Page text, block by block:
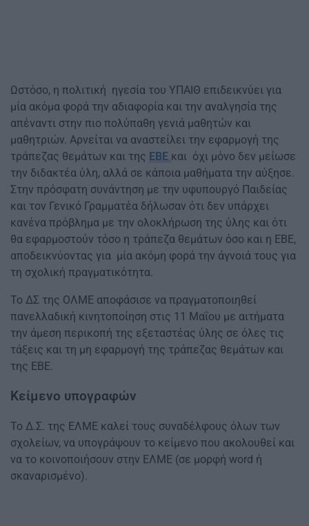
Ωστόσο, η πολιτική ηγεσία του ΥΠΑΙΘ επιδεικνύει για
μία ακόμα φορά την αδιαφορία και την αναλγησία της
απέναντι στην πιο πολύπαθη γενιά μαθητών και
μαθητριών. Αρνείται να αναστείλει την εφαρμογή της
τράπεζας θεμάτων και της ΕΒΕ και όχι μόνο δεν μείωσε
την διδακτέα ύλη, αλλά σε κάποια μαθήματα την αύξησε.
Στην πρόσφατη συνάντηση με την υφυπουργό Παιδείας
και τον Γενικό Γραμματέα δήλωσαν ότι δεν υπάρχει
κανένα πρόβλημα με την ολοκλήρωση της ύλης και ότι
θα εφαρμοστούν τόσο η τράπεζα θεμάτων όσο και η ΕΒΕ,
αποδεικνύοντας για μία ακόμη φορά την άγνοιά τους για
τη σχολική πραγματικότητα.
Το ΔΣ της ΟΛΜΕ αποφάσισε να πραγματοποιηθεί
πανελλαδική κινητοποίηση στις 11 Μαΐου με αιτήματα
την άμεση περικοπή της εξεταστέας ύλης σε όλες τις
τάξεις και τη μη εφαρμογή της τράπεζας θεμάτων και
της ΕΒΕ.
Κείμενο υπογραφών
Το Δ.Σ. της ΕΛΜΕ καλεί τους συναδέλφους όλων των
σχολείων, να υπογράψουν το κείμενο που ακολουθεί και
να το κοινοποιήσουν στην ΕΛΜΕ (σε μορφή word ή
σκαναρισμένο).